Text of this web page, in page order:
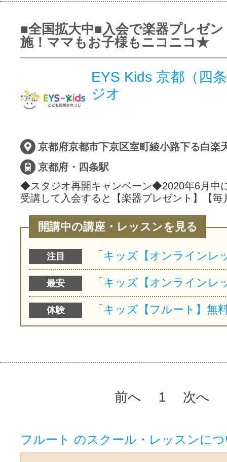
■全国拡大中■入会で楽器プレゼン
施！ママもお子様もニコニコ★
EYS Kids 京都（四
ジオ
京都府京都市下京区室町綾小路下る白楽
京都府・四条駅
◆スタジオ再開キャンペーン◆2020年6月中
受講して入会すると【楽器プレゼント】【
開講中の講座・レッスンを見る
注目
最安
体験
前へ 1 次へ
フルート のスクール・レッスンに